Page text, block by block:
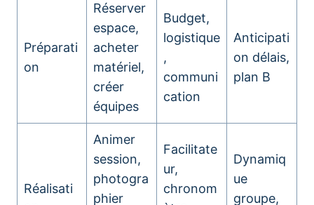
Préparati
on
Réserver
espace,
acheter
matériel,
créer
équipes
Budget,
logistique
,
communi
cation
Anticipati
on délais,
plan B
Réalisati
Animer
session,
photogra
phier
Facilitate
ur,
chronom
Dynamiq
ue
groupe,